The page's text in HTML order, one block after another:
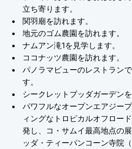
立ち寄ります。
関羽廟を訪れます。
地元のゴム農園を訪れます。
ナムアン滝1を見学します。
ココナッツ農園を訪れます。
パノラマビューのレストラン
す。
シークレットブッダガーデンを
パワフルなオープンエアジー
ィングなトロピカルオフロー
発し、コ・サムイ最高地点の
ッダ・ティーパンコーン寺院